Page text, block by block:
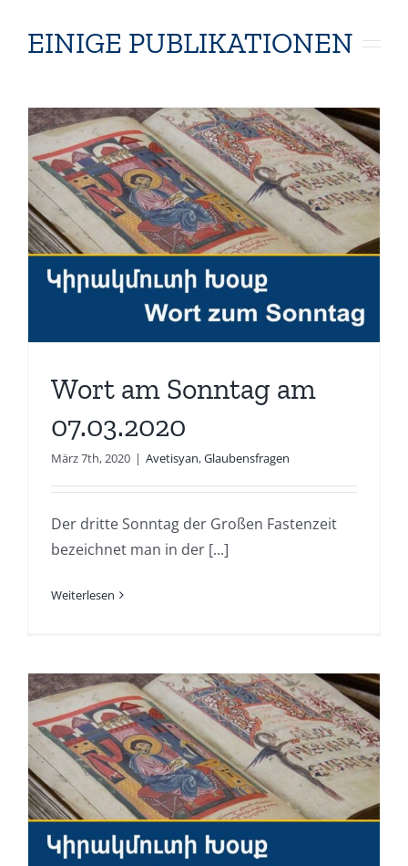
EINIGE PUBLIKATIONEN
Wort am Sonntag am
07.03.2020
März 7th, 2020 | Avetisyan,Glaubensfragen
Der dritte Sonntag der Großen Fastenzeit
bezeichnet man in der [...]
Weiterlesen